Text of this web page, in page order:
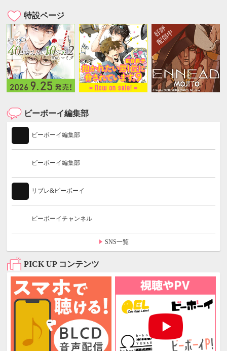
特設ページ
ビーボーイ編集部
ビーボーイ編集部
ビーボーイ編集部
リブレ&ビーボーイ
ビーボーイチャンネル
SNS一覧
PICK UP コンテンツ